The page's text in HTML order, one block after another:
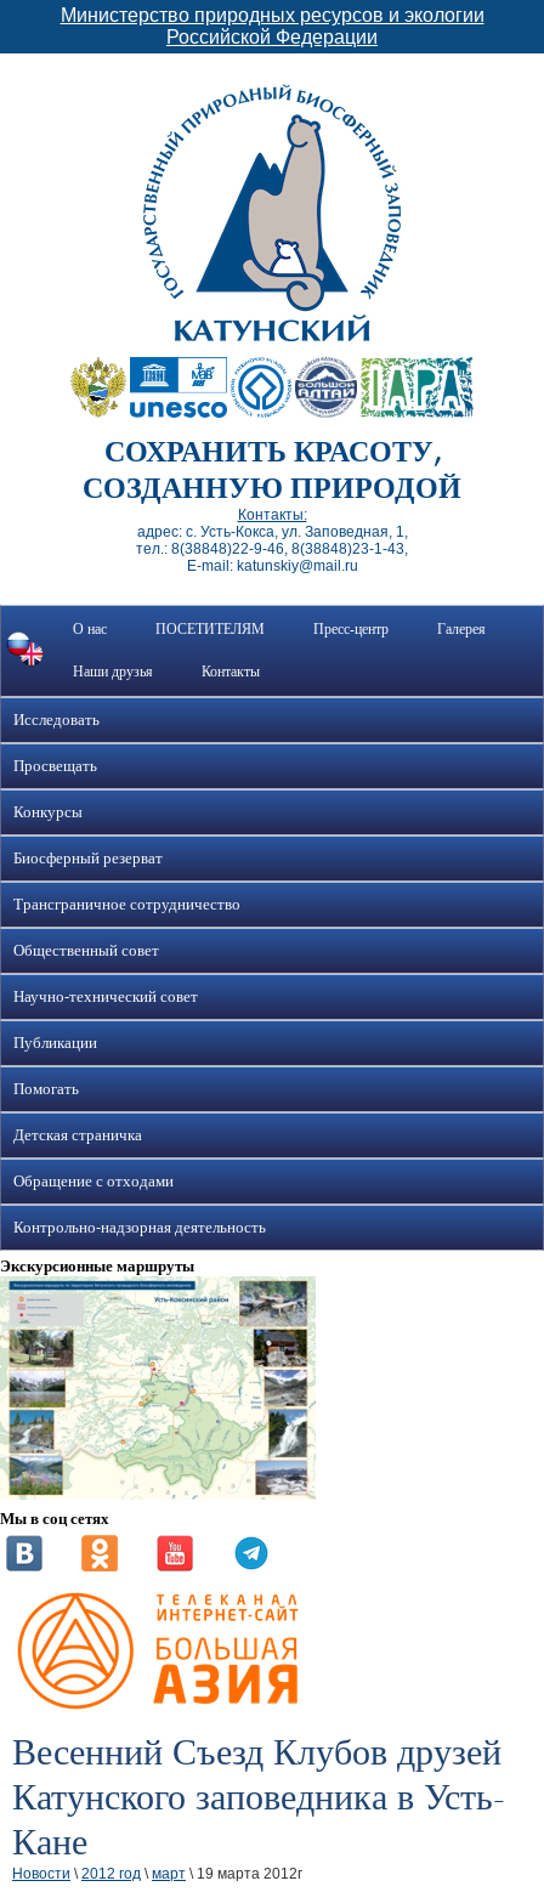
Министерство природных ресурсов и экологии
Российской Федерации
СОХРАНИТЬ КРАСОТУ,
СОЗДАННУЮ ПРИРОДОЙ
Контакты:
адрес: с. Усть-Кокса, ул. Заповедная, 1,
тел.: 8(38848)22-9-46, 8(38848)23-1-43,
E-mail: katunskiy@mail.ru
О нас ПОСЕТИТЕЛЯМ Пресс-центр Галерея
Наши друзья Контакты
Исследовать
Просвещать
Конкурсы
Биосферный резерват
Трансграничное сотрудничество
Общественный совет
Научно-технический совет
Публикации
Помогать
Детская страничка
Обращение с отходами
Контрольно-надзорная деятельность
Экскурсионные маршруты
Мы в соц сетях
Весенний Съезд Клубов друзей
Катунского заповедника в Усть-
Кане
Новости \2012 год \март \ 19 марта 2012г